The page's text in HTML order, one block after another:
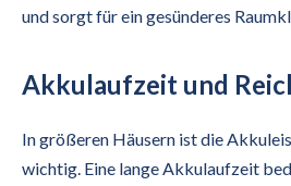
und sorgt für ein gesünderes
Akkulaufzeit und
In größeren Häusern ist die
wichtig. Eine lange Akkulaufzeit